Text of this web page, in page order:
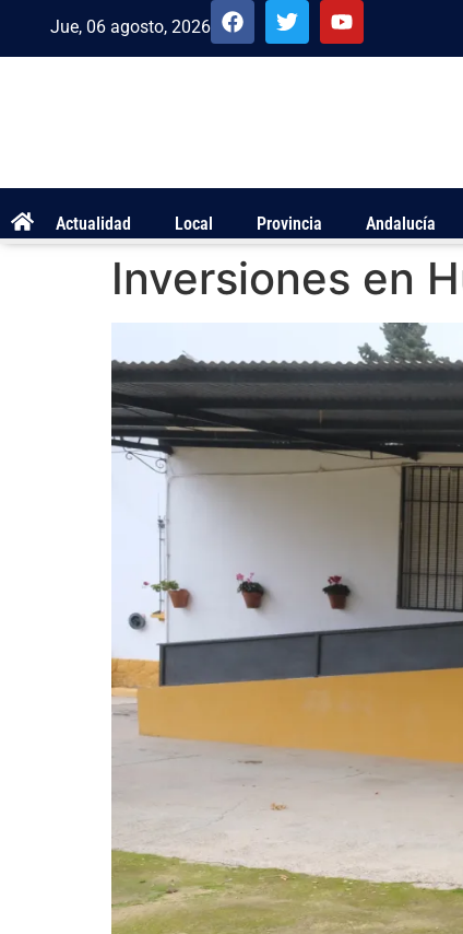
Jue, 06 agosto, 2026
Actualidad Local Provincia Andalucía
Inversiones en